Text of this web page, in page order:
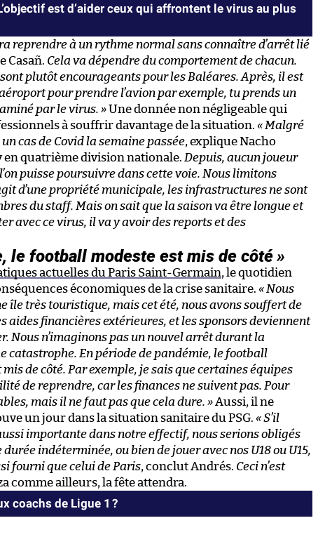
est d’aider ceux qui affrontent le virus au plus
reprendre à un rythme normal sans connaître d’arrêt lié
Casañ. Cela va dépendre du comportement de chacun.
plutôt encourageants pour les Baléares. Après, il est
pour prendre l’avion par exemple, tu prends un
par le virus. »Une donnée non négligeable qui
à souffrir davantage de la situation. « Malgré
cas de Covid la semaine passée, explique Nacho
en quatrième division nationale. Depuis, aucun joueur
puisse poursuivre dans cette voie. Nous limitons
d’une propriété municipale, les infrastructures ne sont
du staff. Mais on sait que la saison va être longue et
avec ce virus, il va y avoir des reports et des
le football modeste est mis de côté »
actuelles du Paris Saint-Germain, le quotidien
économiques de la crise sanitaire. « Nous
île très touristique, mais cet été, nous avons souffert de
aides financières extérieures, et les sponsors deviennent
Nous n’imaginons pas un nouvel arrêt durant la
catastrophe. En période de pandémie, le football
de côté. Par exemple, je sais que certaines équipes
de reprendre, car les finances ne suivent pas. Pour
mais il ne faut pas que cela dure. »Aussi, il ne
un jour dans la situation sanitaire du PSG. « S’il
importante dans notre effectif, nous serions obligés
indéterminée, ou bien de jouer avec nos U18 ou U15,
fourni que celui de Paris, conclut Andrés. Ceci n’est
comme ailleurs, la fête attendra.
coachs de Ligue 1 ?